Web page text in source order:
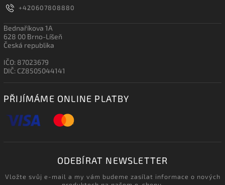
+420607808880
Bednaříkova 1A
628 00 Brno-Líšeň
Česká republika
IČO: 87023679
DIČ: CZ8505044141
PŘIJÍMÁME ONLINE PLATBY
ODEBÍRAT NEWSLETTER
Vložte svůj e-mail a my vám budeme zasílat informace o nových